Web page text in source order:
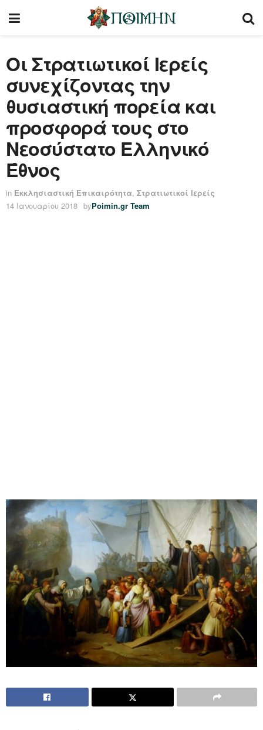
Οι Στρατιωτικοί Ιερείς
συνεχίζοντας την
θυσιαστική πορεία και
προσφορά τους στο
Νεοσύστατο Ελληνικό
Έθνος
in Εκκλησιαστική Επικαιρότητα, Στρατιωτικοί Ιερείς
14 Ιανουαρίου 2018 byPoimin.gr Team